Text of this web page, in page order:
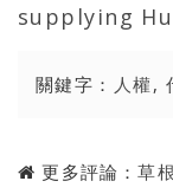
supplying
關鍵字： 人權,
更多評論：草